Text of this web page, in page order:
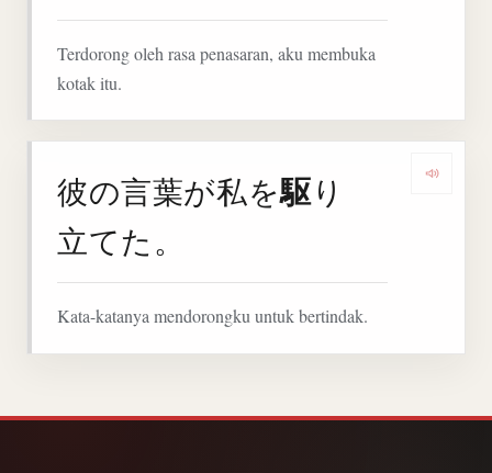
Terdorong oleh rasa penasaran, aku membuka
kotak itu.
彼の言葉が私を駆り
立てた。
Kata-katanya mendorongku untuk bertindak.